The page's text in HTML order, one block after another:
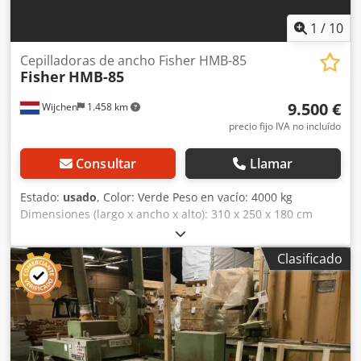
1 / 10
Wijchen 1.458 km
Cepilladoras de ancho Fisher HMB-85
Fisher HMB-85
9.500 €
precio fijo IVA no incluído
Consultar Llamar
Estado: usado, Color: Verde Peso en vacío: 4000 kg
Dimensiones (largo x ancho x alto): 310 x 250 x 180 cm
Cepilladora de doble cara Fischer HMB-85 Ancho de
trabajo máximo: 850 mm Altura de trabajo máxima: 240
mm Enrollado superior e inferior 1. Eje; inferior; rodillo
ranurado, motor de 5,5 kW 2. Eje; inferior; cuchillas, 15 kW
3. Eje; superior; cuchillas, 15 kW ¡Con lecho ranurado! -
Documentación disponible: No - Certificado CE: No - Ancho
de trabajo máximo: 940 - Altura de trabajo máxima: 240 -
Tipo de cuchilla: Estándar - Número de cuchillas por eje de
Clasificado